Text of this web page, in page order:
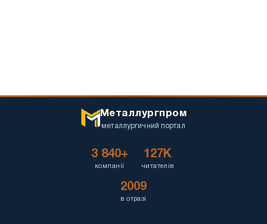
Металлургпром
металлургичний портал
3 840+
компанії
127K
читателів
2009
в отразі